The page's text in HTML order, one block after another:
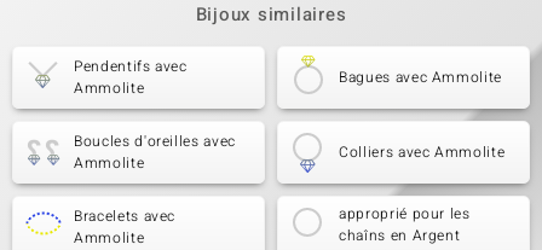
Bijoux similaires
Pendentifs avec
Ammolite
Bagues avec Ammolite
Boucles d'oreilles avec
Ammolite
Colliers avec Ammolite
Bracelets avec
Ammolite
approprié pour les
chaîns en Argent